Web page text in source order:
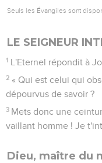
Seuls les Évangiles sont
LE SEIGNEUR
1 L'Eternel répondit à
2 « Qui est celui qui
dépourvus de savoir ?
3 Mets donc une
vaillant homme ! Je
Dieu, maître du